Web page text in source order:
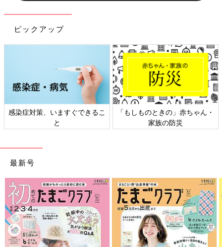
楽しい、おもしろいという１つ１つの経験を重ねながら、いつか
自分の好きなことを見つけてくれたらと願っています。そして、
ていけるように、パパとしてサポートしてあげたいと考えていま
私の子育てコラムの連載は最終回となりました。拙文におつきあ
いくださった読者のみなさま、たまひよの編集部のみなさまにお
礼申し上げます。
文・写真提供／登坂淳一さん 構成／ひよこクラブ編集部
載では、娘さんとの育児の様子や、夫として・
パパとしての思いなどを登坂さんのご本人の言
葉でつづってもらいます。連載１回目となる今
回は、コロナ禍の出産のこと、授乳や寝かしつ
け、娘さんの成長の様子などを語ってくれまし
た。「登坂パパ50才 家族ファースト主義」第
1回
映画や舞台、モノマネなど新たなチャレンジを続ける登坂さん。
なんでも楽しみながら学ぼうとする姿勢は、子育てにもいかされ
ているようです。「年子の姉妹のパパとして、ますますポジティ
ブに子育てに取り組んでいきたい」と話します。
ピックアップ
感染症対策、いますぐできるこ
と
「もしものときの」赤ちゃん・
家族の防災
最新号